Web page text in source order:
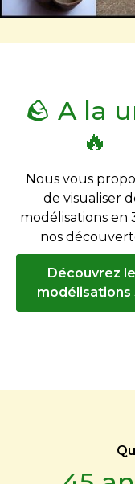
🪨 A la
🔥
Nous vous
de visualiser
modélisations en
nos
Découvrez
modélisations